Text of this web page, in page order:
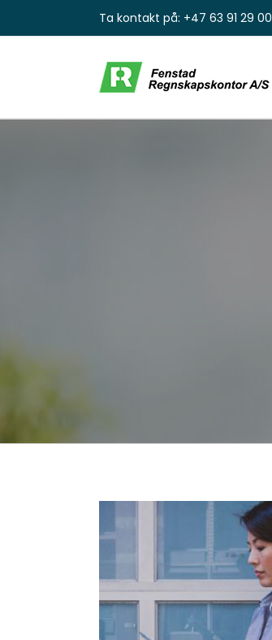
to
Ta kontakt på: +47 63 91 29 00